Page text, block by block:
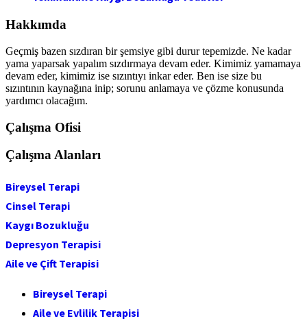
Hakkımda
Geçmiş bazen sızdıran bir şemsiye gibi durur tepemizde. Ne kadar
yama yaparsak yapalım sızdırmaya devam eder. Kimimiz yamamaya
devam eder, kimimiz ise sızıntıyı inkar eder. Ben ise size bu
sızıntının kaynağına inip; sorunu anlamaya ve çözme konusunda
yardımcı olacağım.
Çalışma Ofisi
Çalışma Alanları
Bireysel Terapi
Cinsel Terapi
Kaygı Bozukluğu
Depresyon Terapisi
Aile ve Çift Terapisi
Bireysel Terapi
Aile ve Evlilik Terapisi